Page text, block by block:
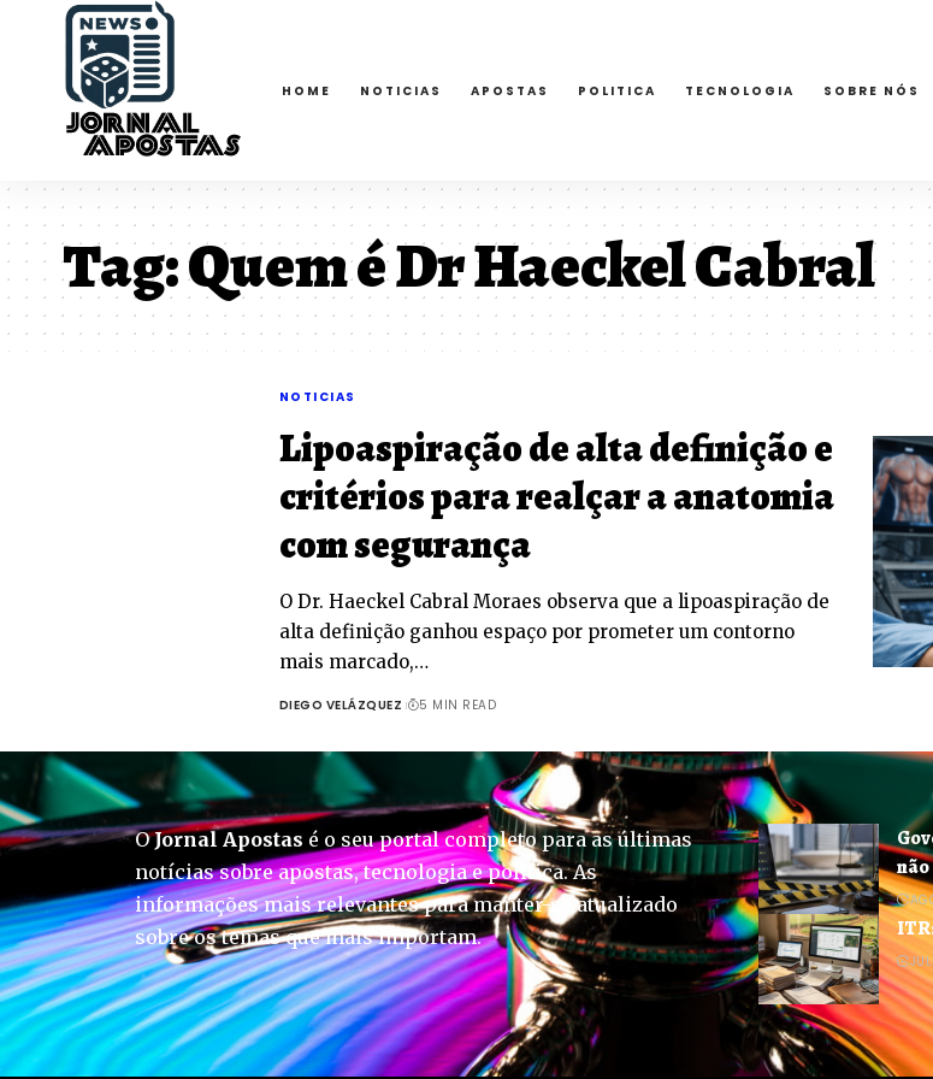
HOME NOTICIAS APOSTAS POLITICA TECNOLOGIA SOBRE NÓS
Tag:Quem é Dr Haeckel Cabral
NOTICIAS
Lipoaspiração de alta definição e
critérios para realçar a anatomia
com segurança
O Dr. Haeckel Cabral Moraes observa que a lipoaspiração de
alta definição ganhou espaço por prometer um contorno
mais marcado,…
DIEGO VELÁZQUEZ 5 MIN READ
OJornal Apostas é o seu portal completo para as últimas
notícias sobre apostas, tecnologia e política. As
informações mais relevantes para manter-se atualizado
sobre os temas que mais importam.